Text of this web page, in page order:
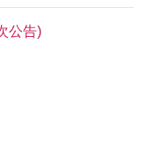
公告)